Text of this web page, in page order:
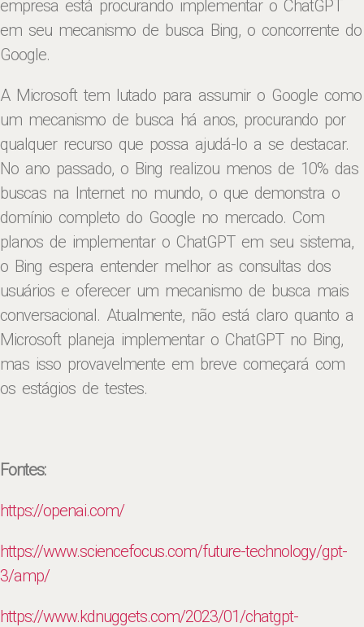
empresa está procurando implementar o ChatGPT
em seu mecanismo de busca Bing, o concorrente do
Google.
A Microsoft tem lutado para assumir o Google como
um mecanismo de busca há anos, procurando por
qualquer recurso que possa ajudá-lo a se destacar.
No ano passado, o Bing realizou menos de 10% das
buscas na Internet no mundo, o que demonstra o
domínio completo do Google no mercado. Com
planos de implementar o ChatGPT em seu sistema,
o Bing espera entender melhor as consultas dos
usuários e oferecer um mecanismo de busca mais
conversacional. Atualmente, não está claro quanto a
Microsoft planeja implementar o ChatGPT no Bing,
mas isso provavelmente em breve começará com
os estágios de testes.
Fontes:
https://openai.com/
https://www.sciencefocus.com/future-technology/gpt-
3/amp/
https://www.kdnuggets.com/2023/01/chatgpt-